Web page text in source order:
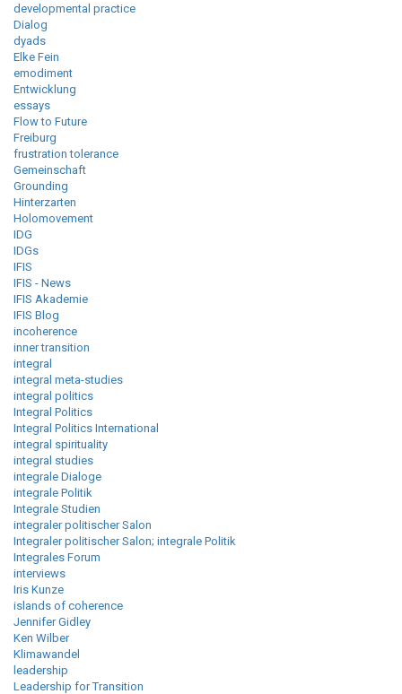
developmental practice
Dialog
dyads
Elke Fein
emodiment
Entwicklung
essays
Flow to Future
Freiburg
frustration tolerance
Gemeinschaft
Grounding
Hinterzarten
Holomovement
IDG
IDGs
IFIS
IFIS - News
IFIS Akademie
IFIS Blog
incoherence
inner transition
integral
integral meta-studies
integral politics
Integral Politics
Integral Politics International
integral spirituality
integral studies
integrale Dialoge
integrale Politik
Integrale Studien
integraler politischer Salon
Integraler politischer Salon; integrale Politik
Integrales Forum
interviews
Iris Kunze
islands of coherence
Jennifer Gidley
Ken Wilber
Klimawandel
leadership
Leadership for Transition